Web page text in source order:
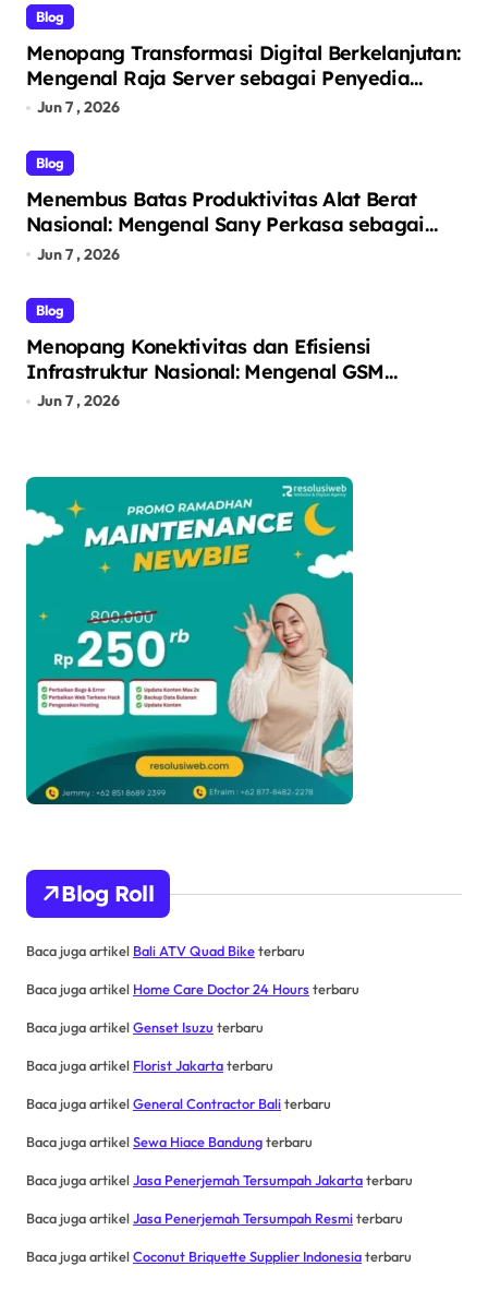
Blog
Menopang Transformasi Digital Berkelanjutan:
Mengenal Raja Server sebagai Penyedia
Solusi Infrastruktur TI Terintegrasi
Jun 7 , 2026
Blog
Menembus Batas Produktivitas Alat Berat
Nasional: Mengenal Sany Perkasa sebagai
Pelopor Solusi Ekskavator Tangguh melalui
Jun 7 , 2026
Blog
Menopang Konektivitas dan Efisiensi
Infrastruktur Nasional: Mengenal GSM
Logistic sebagai Solusi Logistik dan Alat Berat
Jun 7 , 2026
Blog Roll
Baca juga artikel Bali ATV Quad Biketerbaru
Baca juga artikel Home Care Doctor 24 Hours terbaru
Baca juga artikelGenset Isuzu terbaru
Baca juga artikel Florist Jakartaterbaru
Baca juga artikelGeneral Contractor Baliterbaru
Baca juga artikelSewa Hiace Bandungterbaru
Baca juga artikelJasa Penerjemah Tersumpah Jakartaterbaru
Baca juga artikelJasa Penerjemah Tersumpah Resmiterbaru
Baca juga artikelCoconut Briquette Supplier Indonesiaterbaru